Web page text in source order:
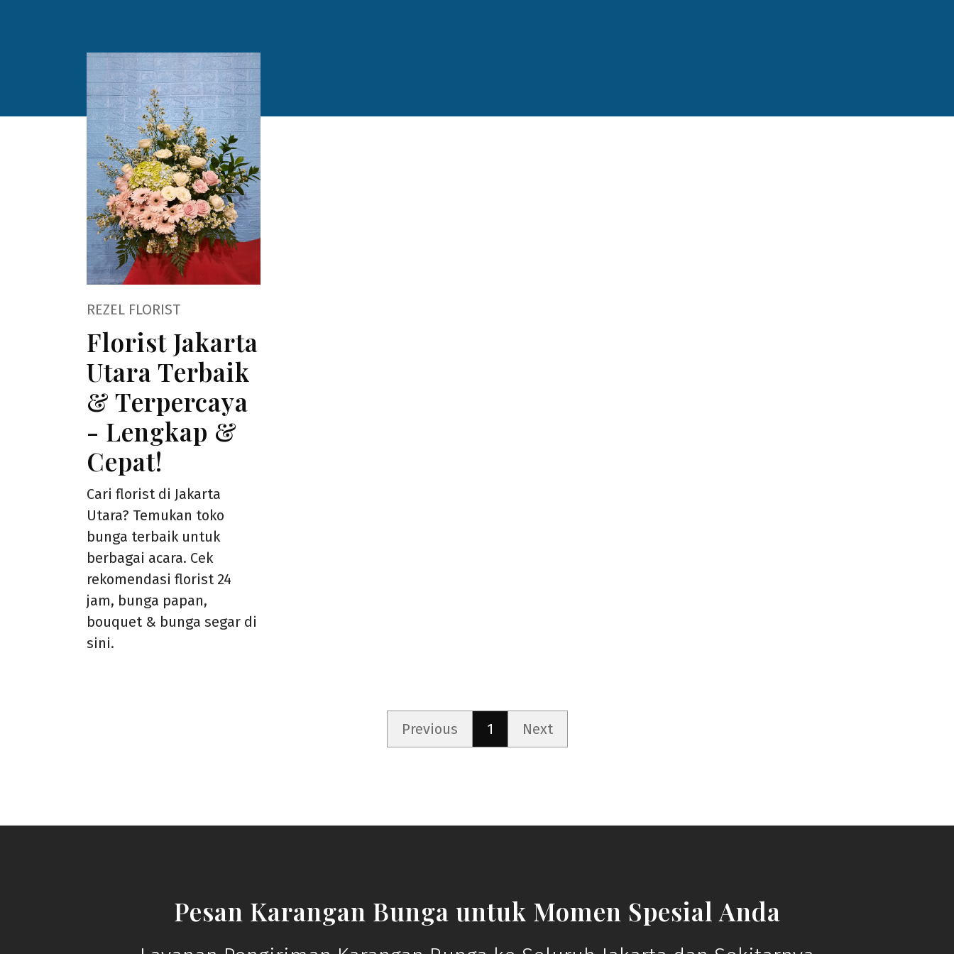
REZEL FLORIST
Florist Jakarta
Utara Terbaik
& Terpercaya
- Lengkap &
Cepat!
Cari florist di Jakarta
Utara? Temukan toko
bunga terbaik untuk
berbagai acara. Cek
rekomendasi florist 24
jam, bunga papan,
bouquet & bunga segar di
sini.
Previous 1 Next
Pesan Karangan Bunga untuk Momen Spesial Anda